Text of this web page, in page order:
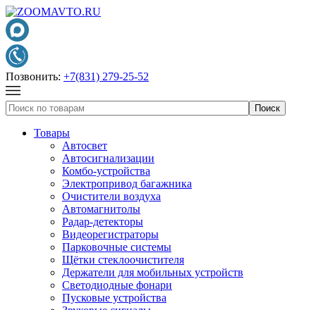
Позвонить: +7(831) 279-25-52
Товары
Автосвет
Автосигнализации
Комбо-устройства
Электропривод багажника
Очистители воздуха
Автомагнитолы
Радар-детекторы
Видеорегистраторы
Парковочные системы
Щётки стеклоочистителя
Держатели для мобильных устройств
Светодиодные фонари
Пусковые устройства